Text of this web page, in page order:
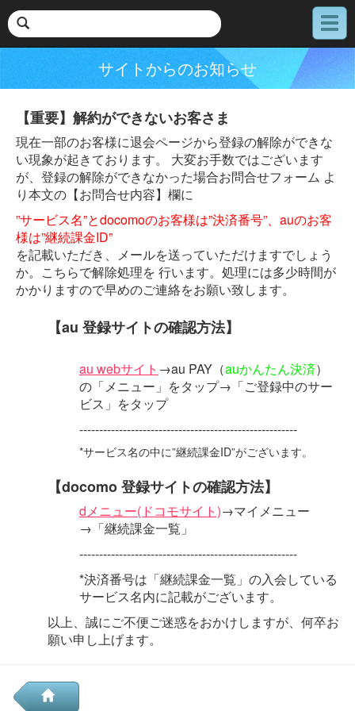
メ
ニ
サイトからのお知らせ
【重要】解約ができないお客さま
現在一部のお客様に退会ページから登録の解除ができな
い現象が起きております。 大変お手数ではございます
が、登録の解除ができなかった場合お問合せフォーム よ
り本文の【お問合せ内容】欄に
”サービス名”とdocomoのお客様は”決済番号”、auのお客
様は”継続課金ID”
を記載いただき、メールを送っていただけますでしょう
か。こちらで解除処理を 行います。処理には多少時間が
かかりますので早めのご連絡をお願い致します。
【au 登録サイトの確認方法】
au webサイト →au PAY（auかんたん決済）
の「メニュー」をタップ→「ご登録中のサー
ビス」をタップ
-------------------------------------------------------
*サービス名の中に”継続課金ID”がございます。
【docomo 登録サイトの確認方法】
dメニュー(ドコモサイト)→マイメニュー
→「継続課金一覧」
-------------------------------------------------------
*決済番号は「継続課金一覧」の入会している
サービス名内に記載がございます。
以上、誠にご不便ご迷惑をおかけしますが、何卒お
願い申し上げます。